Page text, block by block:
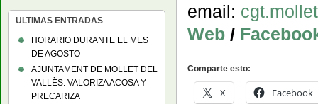
email:
Web /
Comparte esto:
X Facebook
ULTIMAS ENTRADAS
HORARIO DURANTE EL MES
DE AGOSTO
AJUNTAMENT DE MOLLET DEL
VALLÈS: VALORIZA ACOSA Y
PRECARIZA